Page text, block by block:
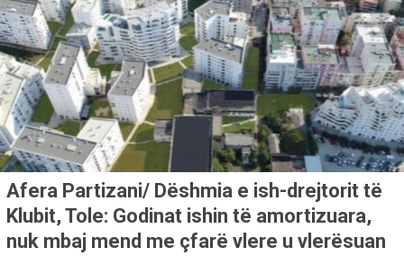
Afera Partizani/ Dëshmia e ish-drejtorit të
Klubit, Tole: Godinat ishin të amortizuara,
nuk mbaj mend me çfarë vlere u vlerësuan